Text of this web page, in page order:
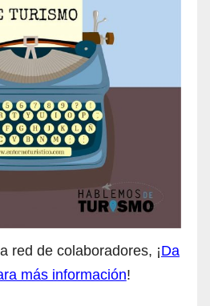
red de colaboradores, ¡Da
más información!